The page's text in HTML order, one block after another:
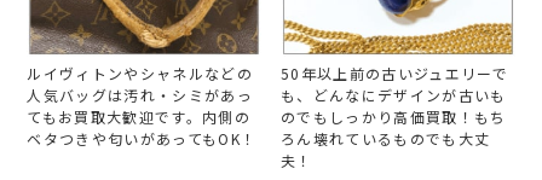
ルイヴィトンやシャネルなどの
人気バッグは汚れ・シミがあっ
てもお買取大歓迎です。内側の
ベタつきや匂いがあってもOK！
50年以上前の古いジュエリーで
も、どんなにデザインが古いも
のでもしっかり高価買取！もち
ろん壊れているものでも大丈
夫！